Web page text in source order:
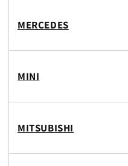
MERCEDES
MINI
MITSUBISHI